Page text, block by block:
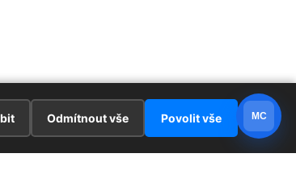
Odmítnout vše Povolit vše MC